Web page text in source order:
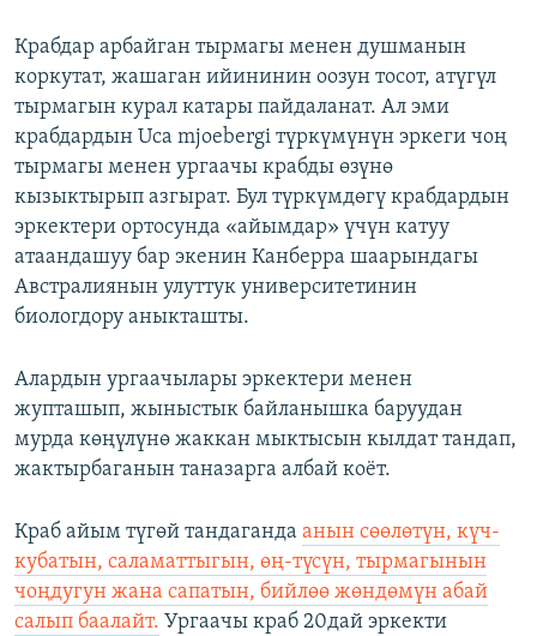
Крабдар арбайган тырмагы менен душманын
коркутат, жашаган ийининин оозун тосот, атүгүл
тырмагын курал катары пайдаланат. Ал эми
крабдардын Uca mjoebergi түркүмүнүн эркеги чоң
тырмагы менен ургаачы крабды өзүнө
кызыктырып азгырат. Бул түркүмдөгү крабдардын
эркектери ортосунда «айымдар» үчүн катуу
атаандашуу бар экенин Канберра шаарындагы
Австралиянын улуттук университетинин
биологдору аныкташты.
Алардын ургаачылары эркектери менен
жупташып, жыныстык байланышка баруудан
мурда көңүлүнө жаккан мыктысын кылдат тандап,
жактырбаганын таназарга албай коёт.
Краб айым түгөй тандаганда анын сөөлөтүн, күч-
кубатын, саламаттыгын, өң-түсүн, тырмагынын
чоңдугун жана сапатын, бийлөө жөндөмүн абай
салып баалайт. Ургаачы краб 20дай эркекти